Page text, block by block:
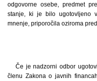
odgovorne osebe, predmet
stanje, ki je bilo ugotovljeno
mnenje, priporočila oziroma
Če je nadzorni odbor
členu Zakona o javnih